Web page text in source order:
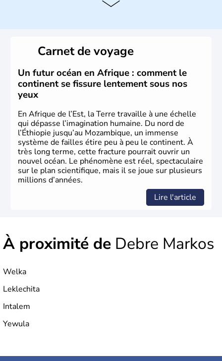
Carnet de voyage
Un futur océan en Afrique : comment le
continent se fissure lentement sous nos
yeux
En Afrique de l’Est, la Terre travaille à une échelle
qui dépasse l’imagination humaine. Du nord de
l’Éthiopie jusqu’au Mozambique, un immense
système de failles étire peu à peu le continent. À
très long terme, cette fracture pourrait ouvrir un
nouvel océan. Le phénomène est réel, spectaculaire
sur le plan scientifique, mais il se joue sur plusieurs
millions d’années.
Lire l'article
À proximité de Debre Markos
Welka
Leklechita
Intalem
Yewula